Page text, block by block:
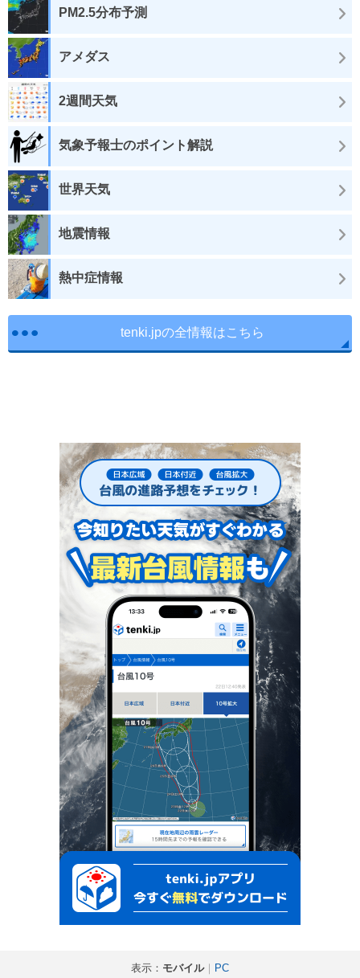
PM2.5分布予測
アメダス
2週間天気
気象予報士のポイント解説
世界天気
地震情報
熱中症情報
tenki.jpの全情報はこちら
表示： モバイル｜ PC